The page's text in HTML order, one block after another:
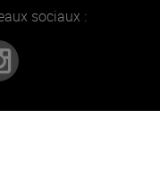
sociaux :